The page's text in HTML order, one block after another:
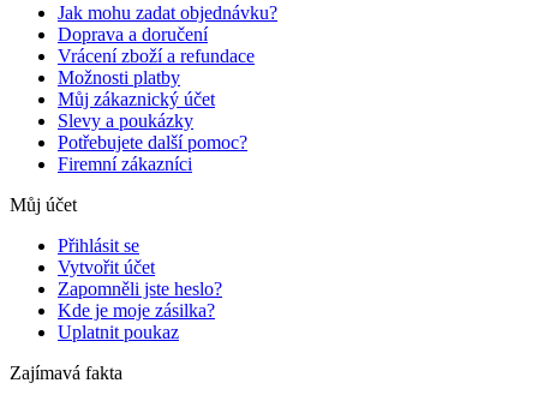
Jak mohu zadat objednávku?
Doprava a doručení
Vrácení zboží a refundace
Možnosti platby
Můj zákaznický účet
Slevy a poukázky
Potřebujete další pomoc?
Firemní zákazníci
Můj účet
Přihlásit se
Vytvořit účet
Zapomněli jste heslo?
Kde je moje zásilka?
Uplatnit poukaz
Zajímavá fakta